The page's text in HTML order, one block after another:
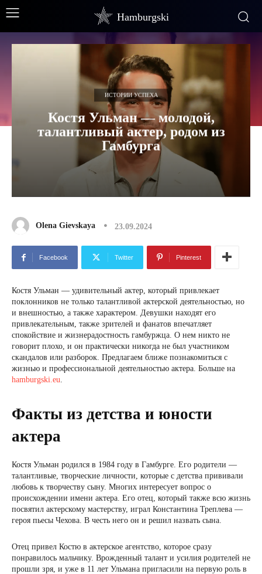
Hamburgski
ИСТОРИИ УСПЕХА
Костя Ульман — молодой,
талантливый актер, родом из
Гамбурга
Olena Gievskaya 23.09.2024
Facebook Twitter Pinterest
Костя Ульман — удивительный актер, который привлекает
поклонников не только талантливой актерской деятельностью, но
и внешностью, а также характером. Девушки находят его
привлекательным, также зрителей и фанатов впечатляет
спокойствие и жизнерадостность гамбуржца. О нем никто не
говорит плохо, и он практически никогда не был участником
скандалов или разборок. Предлагаем ближе познакомиться с
жизнью и профессиональной деятельностью актера. Больше на
hamburgski.eu.
Факты из детства и юности
актера
Костя Ульман родился в 1984 году в Гамбурге. Его родители —
талантливые, творческие личности, которые с детства прививали
любовь к творчеству сыну. Многих интересует вопрос о
происхождении имени актера. Его отец, который также всю жизнь
посвятил актерскому мастерству, играл Константина Треплева —
героя пьесы Чехова. В честь него он и решил назвать сына.
Отец привел Костю в актерское агентство, которое сразу
понравилось мальчику. Врожденный талант и усилия родителей не
прошли зря, и уже в 11 лет Ульмана пригласили на первую роль в